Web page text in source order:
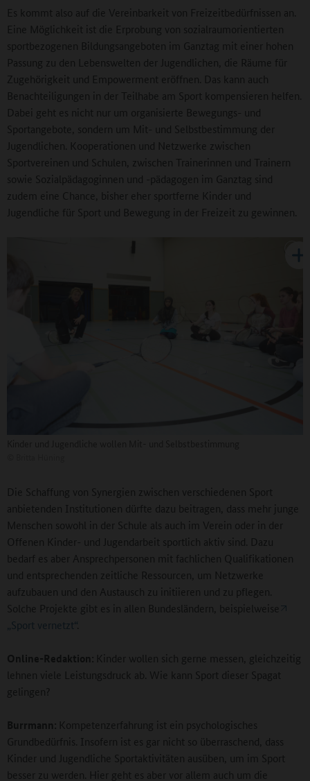
Es kommt also auf die Vereinbarkeit von Freizeitbedürfnissen an.
Eine Möglichkeit ist die Erprobung von sozialraumorientierten
sportbezogenen Bildungsangeboten im Ganztag mit einer hohen
Passung zu den Lebenswelten der Jugendlichen, die Räume für
Zugehörigkeit und Empowerment eröffnen. Das kann auch
Benachteiligungen in der Teilhabe am Sport kompensieren helfen.
Dabei geht es nicht nur um organisierte Bewegungs- und
Sportangebote, sondern um Mit- und Selbstbestimmung der
Jugendlichen. Kooperationen und Netzwerke zwischen
Sportvereinen und Schulen, zwischen Trainerinnen und Trainern
sowie Sozialpädagoginnen und -pädagogen im Ganztag sind
zudem eine Chance, bisher eher sportferne Kinder und
Jugendliche für Sport und Bewegung in der Freizeit zu gewinnen.
Die Schaffung von Synergien zwischen verschiedenen Sport
anbietenden Institutionen dürfte dazu beitragen, dass mehr junge
Menschen sowohl in der Schule als auch im Verein oder in der
Offenen Kinder- und Jugendarbeit sportlich aktiv sind. Dazu
bedarf es aber Ansprechpersonen mit fachlichen Qualifikationen
und entsprechenden zeitliche Ressourcen, um Netzwerke
aufzubauen und den Austausch zu initiieren und zu pflegen.
Solche Projekte gibt es in allen Bundesländern, beispielweise
„Sport vernetzt“.
Online-Redaktion: Kinder wollen sich gerne messen, gleichzeitig
lehnen viele Leistungsdruck ab. Wie kann Sport dieser Spagat
gelingen?
Burrmann: Kompetenzerfahrung ist ein psychologisches
Grundbedürfnis. Insofern ist es gar nicht so überraschend, dass
Kinder und Jugendliche Sportaktivitäten ausüben, um im Sport
besser zu werden. Hier geht es aber vor allem auch um die